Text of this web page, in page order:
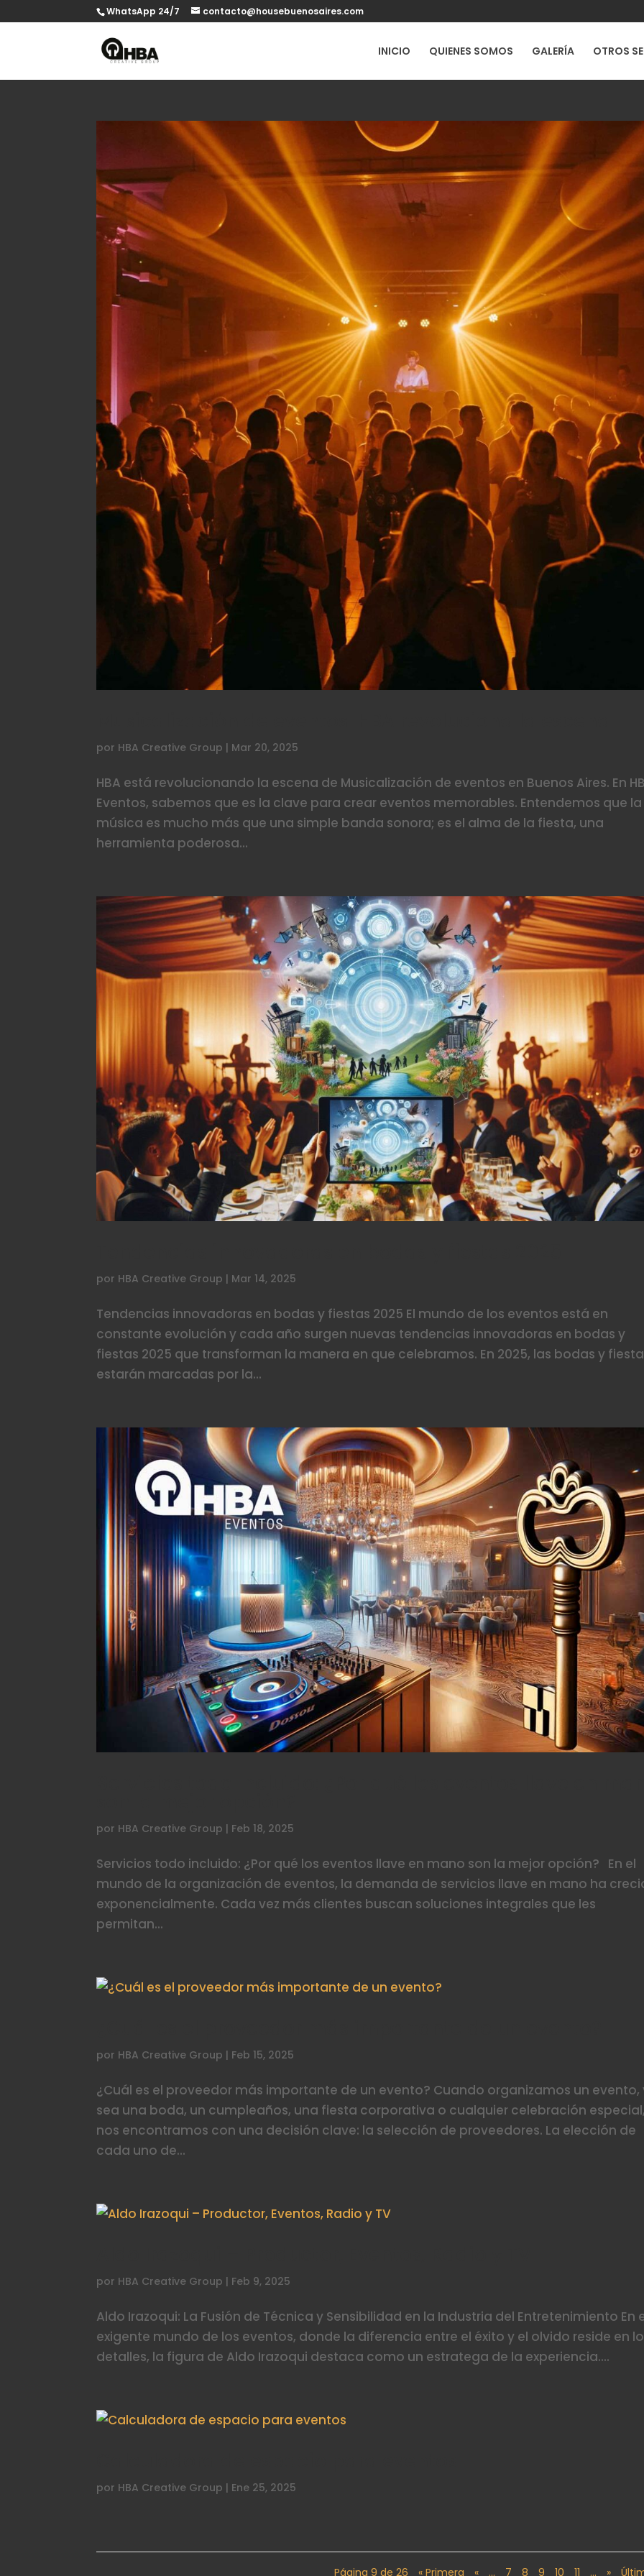
WhatsApp 24/7 contacto@housebuenosaires.com
INICIO QUIENES SOMOS GALERÍA OTROS
por HBA Creative Group | Mar 20, 2025
HBA está revolucionando la escena de Musicalización de eventos en Buenos Aires. En
Eventos, sabemos que es la clave para crear eventos memorables. Entendemos que la
música es mucho más que una simple banda sonora; es el alma de la fiesta, una
herramienta poderosa...
por HBA Creative Group | Mar 14, 2025
Tendencias innovadoras en bodas y fiestas 2025 El mundo de los eventos está en
constante evolución y cada año surgen nuevas tendencias innovadoras en bodas y
fiestas 2025 que transforman la manera en que celebramos. En 2025, las bodas y
estarán marcadas por la...
por HBA Creative Group | Feb 18, 2025
Servicios todo incluido: ¿Por qué los eventos llave en mano son la mejor opción? En el
mundo de la organización de eventos, la demanda de servicios llave en mano ha
exponencialmente. Cada vez más clientes buscan soluciones integrales que les
permitan...
por HBA Creative Group | Feb 15, 2025
¿Cuál es el proveedor más importante de un evento? Cuando organizamos un evento,
sea una boda, un cumpleaños, una fiesta corporativa o cualquier celebración
nos encontramos con una decisión clave: la selección de proveedores. La elección de
cada uno de...
por HBA Creative Group | Feb 9, 2025
Aldo Irazoqui: La Fusión de Técnica y Sensibilidad en la Industria del Entretenimiento En
exigente mundo de los eventos, donde la diferencia entre el éxito y el olvido reside en
detalles, la figura de Aldo Irazoqui destaca como un estratega de la experiencia....
por HBA Creative Group | Ene 25, 2025
Página 9 de 26 « Primera « ... 7 8 9 10 11 ... »